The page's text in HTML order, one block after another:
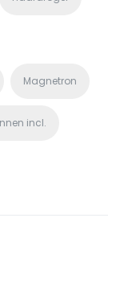
Magnetron
incl.